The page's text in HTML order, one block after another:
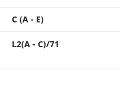
C (A - E)
L2(A - C)/71